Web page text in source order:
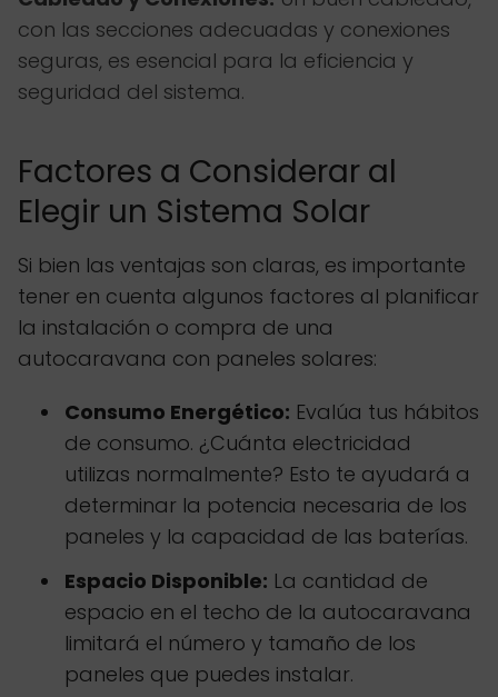
con las secciones adecuadas y conexiones
seguras, es esencial para la eficiencia y
seguridad del sistema.
Factores a Considerar al
Elegir un Sistema Solar
Si bien las ventajas son claras, es importante
tener en cuenta algunos factores al planificar
la instalación o compra de una
autocaravana con paneles solares:
Consumo Energético: Evalúa tus hábitos
de consumo. ¿Cuánta electricidad
utilizas normalmente? Esto te ayudará a
determinar la potencia necesaria de los
paneles y la capacidad de las baterías.
Espacio Disponible: La cantidad de
espacio en el techo de la autocaravana
limitará el número y tamaño de los
paneles que puedes instalar.